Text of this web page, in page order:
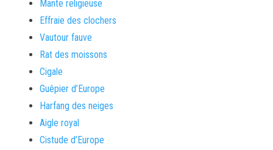
Mante religieuse
Effraie des clochers
Vautour fauve
Rat des moissons
Cigale
Guêpier d’Europe
Harfang des neiges
Aigle royal
Cistude d’Europe